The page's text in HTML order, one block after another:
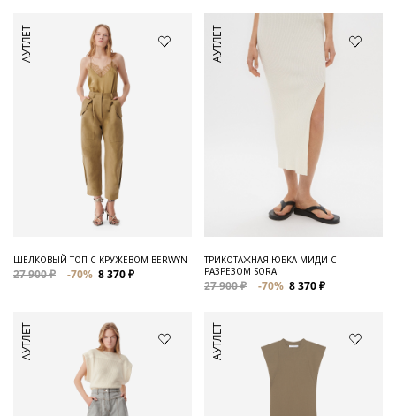
АУТЛЕТ
ШЕЛКОВЫЙ ТОП С КРУЖЕВОМ BERWYN
27 900 ₽ -70% 8 370 ₽
АУТЛЕТ
ТРИКОТАЖНАЯ ЮБКА-МИДИ С
РАЗРЕЗОМ SORA
27 900 ₽ -70% 8 370 ₽
АУТЛЕТ АУТЛЕТ